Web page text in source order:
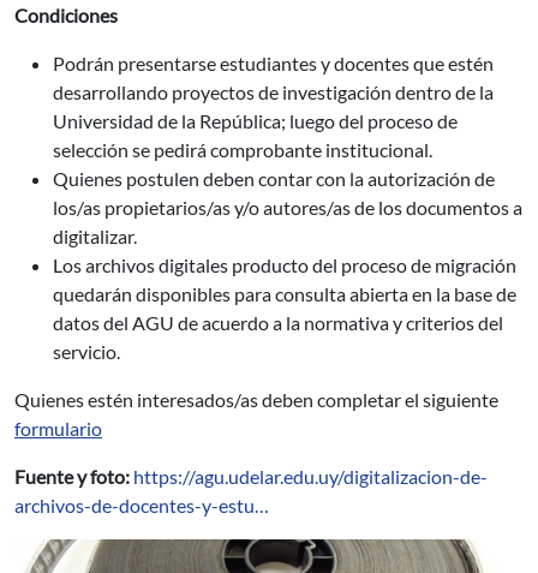
Condiciones
Podrán presentarse estudiantes y docentes que estén
desarrollando proyectos de investigación dentro de la
Universidad de la República; luego del proceso de
selección se pedirá comprobante institucional.
Quienes postulen deben contar con la autorización de
los/as propietarios/as y/o autores/as de los documentos a
digitalizar.
Los archivos digitales producto del proceso de migración
quedarán disponibles para consulta abierta en la base de
datos del AGU de acuerdo a la normativa y criterios del
servicio.
Quienes estén interesados/as deben completar el siguiente
formulario
Fuente y foto: https://agu.udelar.edu.uy/digitalizacion-de-
archivos-de-docentes-y-estu…